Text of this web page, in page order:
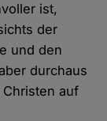
ist,
der
und den
durchaus
auf